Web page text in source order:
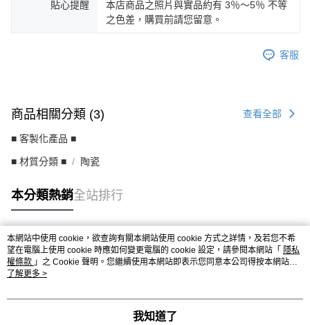
貼心提醒
本店商品之照片與實品約有 3％～5％ 不等
之色差，購買前請您留意。
客服
商品相關分類 (3) 查看全部
■ 客製化產品 ■
■ 材質分類 ■ 陶瓷
本分類熱銷全站排行
熱門標籤
本網站中使用 cookie，欲查詢有關本網站使用 cookie 方式之詳情，及若您不希
望在電腦上使用 cookie 時應如何變更電腦的 cookie 設定，請參閱本網站「 隱私
權條款 」之 Cookie 聲明。您繼續使用本網站即表示您同意本公司得按本網站使
用條款之 Cookie 聲明使用 cookie。
了解更多 >
我知道了